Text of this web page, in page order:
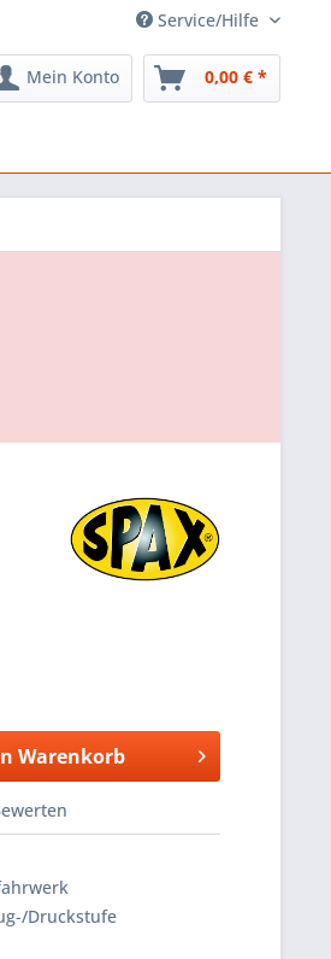
Service/Hilfe
Mein Konto 0,00 € *
Warenkorb
Druckstufe